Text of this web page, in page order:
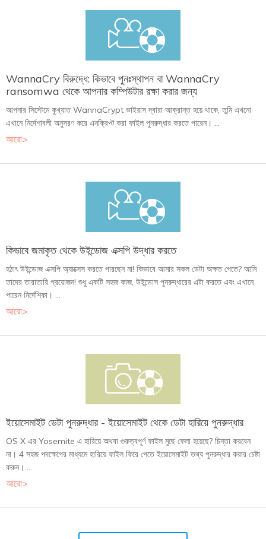
WannaCry বিরুদ্ধে: কিভাবে পুনঃস্থাপন বা WannaCry
ransomwa থেকে আপনার কম্পিউটার রক্ষা করার জন্য
আপনার সিস্টেমে কুখ্যাত WannaCrypt ভাইরাস দ্বারা আক্রান্ত হয়ে থাকে, তুমি এখনো
এখানে নির্দেশাবলী অনুসরণ করে এনক্রিপ্ট করা ফাইল পুনরুদ্ধার করতে পারেন। ...
আরো>
কিভাবে জমাকৃত থেকে উইন্ডোজ এক্সপি উদ্ধার করতে
হঠাৎ উইন্ডোজ এক্সপি অ্যাক্সেস করতে পারছেন না! কিভাবে আমার সকল ডেটা অক্ষত পেতে? আমি
তাদের তারাতারি প্রয়োজন! শুধু একটি সহজ কাজ, উইন্ডোস পুনরুদ্ধারের এটা করতে এবং এখানে
পারেন নির্দেশিকা। ...
আরো>
ইয়োসেমাইট ডেটা পুনরুদ্ধার - ইয়োসেমাইট থেকে ডেটা হারিয়ে পুনরুদ্ধার
OS X এর Yosemite এ হারিয়ে অথবা গুরুত্বপূর্ণ ফাইল মুছে ফেলা হয়েছে? চিন্তা করবেন
না। 4 সহজ পদক্ষেপের মাধ্যমে হারিয়ে ফাইল ফিরে পেতে ইয়োসেমাইট তথ্য পুনরুদ্ধার করার চেষ্টা
করুন। ...
আরো>